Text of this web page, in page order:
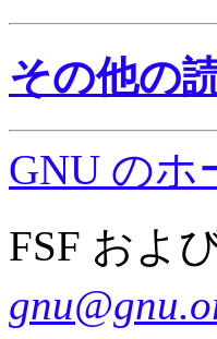
その他の
GNU のホ
FSF およ